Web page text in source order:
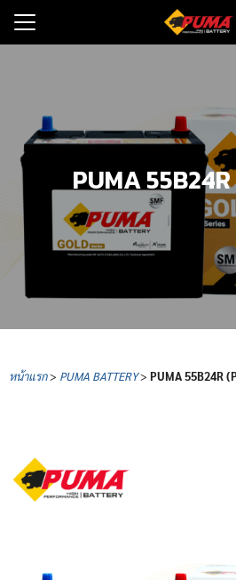
Skip
อรี่รถยนต์
มและข่าว
จำหน่าย
บเรา
PUMA
หน้าแรก> PUMA BATTERY> PUMA55B24R